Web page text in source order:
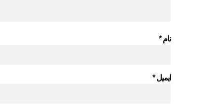
نام*
ایمیل*